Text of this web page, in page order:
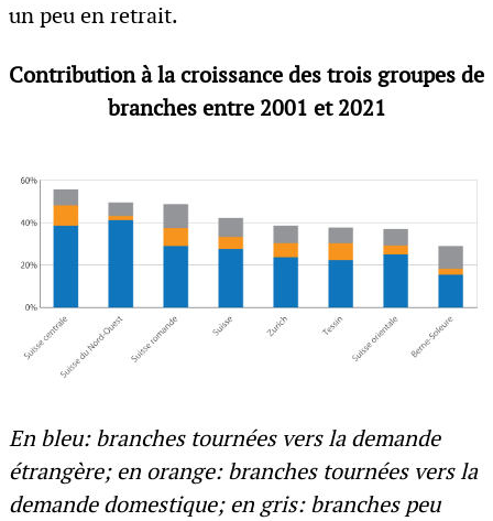
un peu en retrait.
Contribution à la croissance des trois groupes de
branches entre 2001 et 2021
En bleu: branches tournées vers la demande
étrangère; en orange: branches tournées vers la
demande domestique; en gris: branches peu